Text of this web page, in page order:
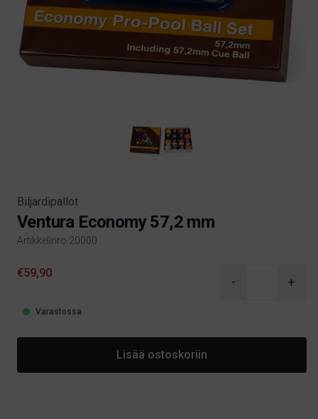
Biljardipallot
Ventura Economy 57,2 mm
Artikkelinro:20000
Product information
€59,90
- +
Varastossa
Lisää ostoskoriin